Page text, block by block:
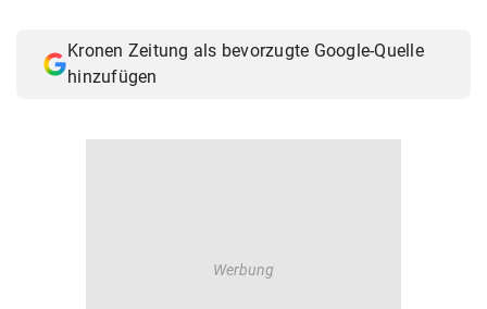
Muthgasse 2, 1190 Wien
Kronen Zeitung als bevorzugte Google-Quelle
hinzufügen